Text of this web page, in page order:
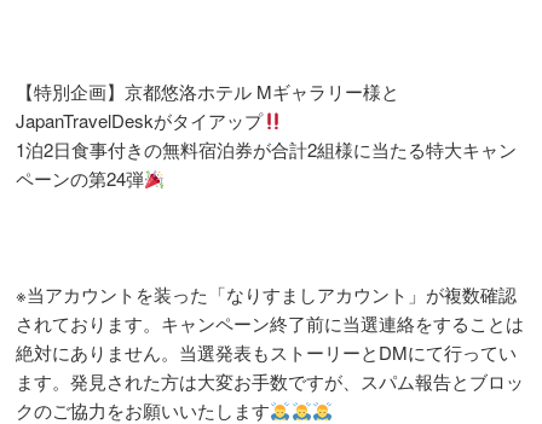
【特別企画】京都悠洛ホテル Mギャラリー様と
JapanTravelDeskがタイアップ
1泊2日食事付きの無料宿泊券が合計2組様に当たる特大キャン
ペーンの第24弾
※当アカウントを装った「なりすましアカウント」が複数確認
されております。キャンペーン終了前に当選連絡をすることは
絶対にありません。当選発表もストーリーとDMにて行ってい
ます。発見された方は大変お手数ですが、スパム報告とブロッ
クのご協力をお願いいたします